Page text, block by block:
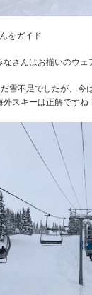
をガイド
さんはお揃いのウ
雪不足でしたが、今
スキーは正解ですね